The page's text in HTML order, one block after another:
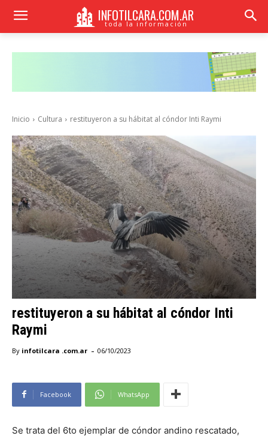
INFOTILCARA.COM.AR
toda la información
Inicio Cultura restituyeron a su hábitat al cóndor Inti Raymi
restituyeron a su hábitat al cóndor Inti
Raymi
By infotilcara .com.ar - 06/10/2023
Facebook WhatsApp
Se trata del 6to ejemplar de cóndor andino rescatado,